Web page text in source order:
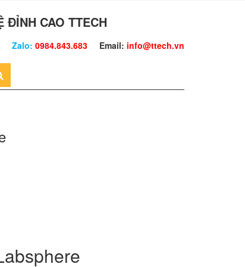
ĐỈNH CAO TTECH
Zalo: 0984.843.683 Email: info@ttech.vn